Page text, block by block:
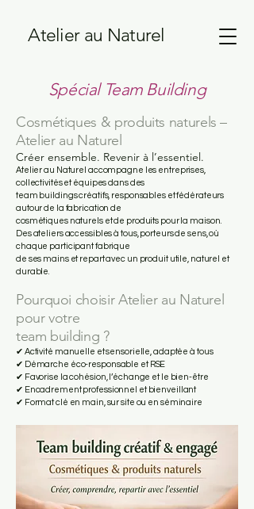
Atelier au Naturel
Spécial Team Building
Cosmétiques & produits naturels –
Atelier au Naturel
Créer ensemble. Revenir à l’essentiel.
Atelier au Naturel accompagne les entreprises,
collectivités et équipes dans des
team buildings créatifs, responsables et fédérateurs
autour de la fabrication de
cosmétiques naturels et de produits pour la maison.
Des ateliers accessibles à tous, porteurs de sens, où
chaque participant fabrique
de ses mains et repart avec un produit utile, naturel et
durable.
Pourquoi choisir Atelier au Naturel
pour votre
team building ?
✔ Activité manuelle et sensorielle, adaptée à tous
✔ Démarche éco-responsable et RSE
✔ Favorise la cohésion, l’échange et le bien-être
✔ Encadrement professionnel et bienveillant
✔ Format clé en main, sur site ou en séminaire